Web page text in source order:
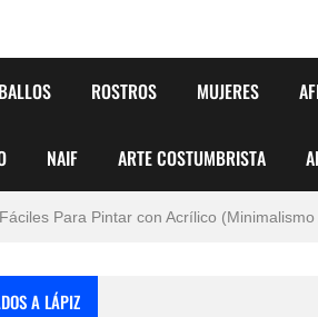
ROSTROS MUJERES
NAIF ARTE COSTUMBRISTA
Flores Para Colorear Imágenes
Colorear, una Actividad Divertida para
Para Pintar con Acrílico (Minimalismo
A LÁPIZ